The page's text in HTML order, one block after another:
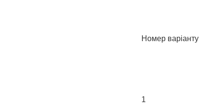
Номер варіанту
1